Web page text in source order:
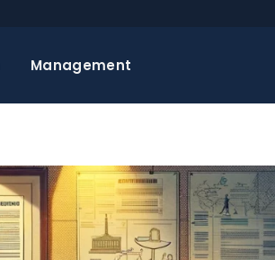
Management